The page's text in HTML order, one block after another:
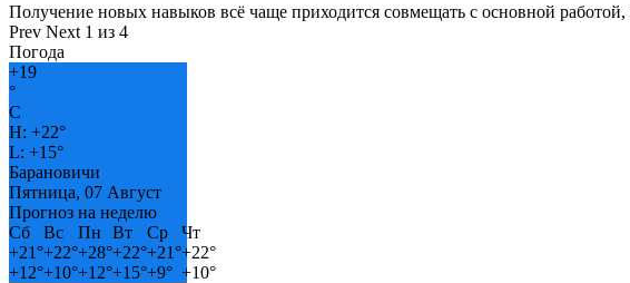
Получение новых навыков всё чаще приходится совмещать с основной
Prev Next 1 из 4
Погода
+19
°
C
H: +22°
L: +15°
Барановичи
Пятница, 07 Август
Прогноз на неделю
Сб
Вс Пн Вт Ср
Чт
+21°+22°+28°+22°+21°+22°
+12°+10°+12°+15°+9° +10°